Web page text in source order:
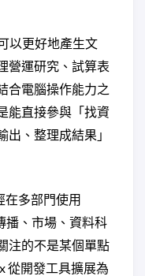
以更好地產生文
營運研究、試算表
合電腦操作能力之
能直接參與「找資
、整理成結果」
在多部門使用
播、市場、資料科
注的不是某個單點
從開發工具擴展為